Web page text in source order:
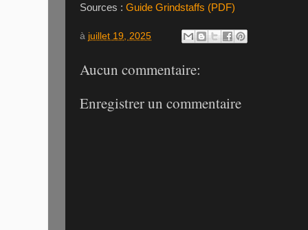
Sources : Guide Grindstaffs (PDF)
à juillet 19, 2025
Aucun commentaire:
Enregistrer un commentaire